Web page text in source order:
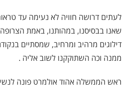
לעתים דרושה חוויה לא נעימה עד
שאנו בבסיסנו, במהותנו, באמת
דילוגים מרהיב ומרחיב, שמסתיים
ממנה וכה השתוקקנו לשוב אליה .
ראש הממשלה אהוד אולמרט פונה